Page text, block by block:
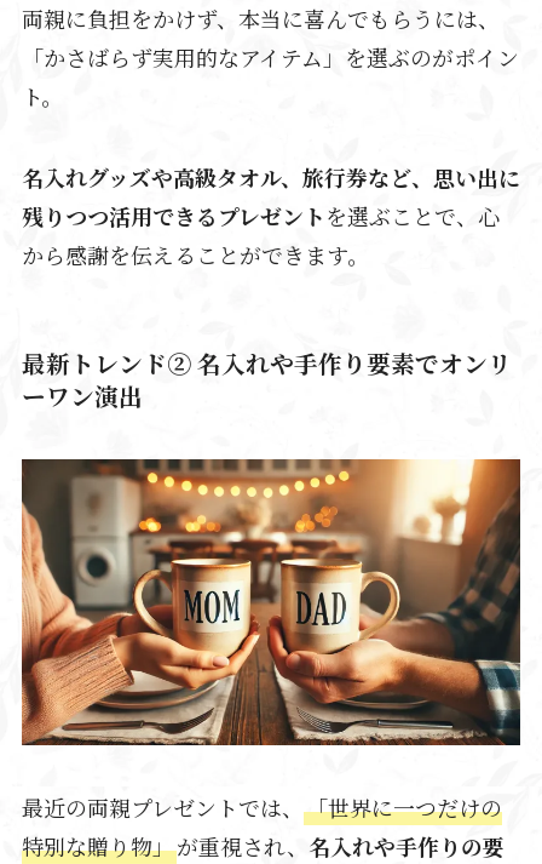
両親に負担をかけず、本当に喜んでもらうには、
「かさばらず実用的なアイテム」を選ぶのがポイン
ト。
名入れグッズや高級タオル、旅行券など、思い出に
残りつつ活用できるプレゼントを選ぶことで、心
から感謝を伝えることができます。
最新トレンド② 名入れや手作り要素でオンリ
ーワン演出
最近の両親プレゼントでは、 「世界に一つだけの
特別な贈り物」が重視され、 名入れや手作りの要